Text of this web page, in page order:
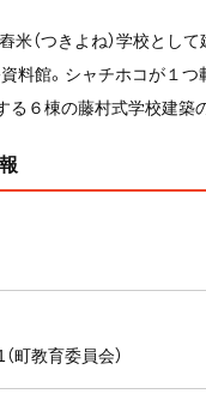
米（つきよね）学校とし
料館。シャチホコが１つ
る６棟の藤村式学校建築
町教育委員会）